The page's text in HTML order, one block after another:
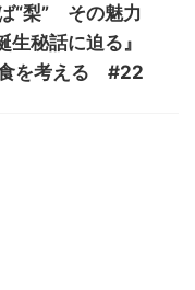
“梨” その魅力
生秘話に迫る』
食を考える #22